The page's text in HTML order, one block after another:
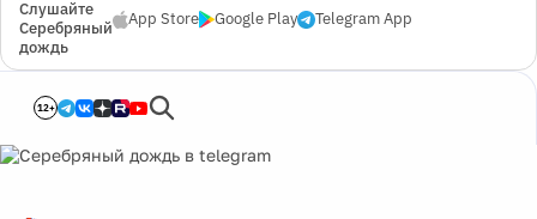
Слушайте
Серебряный
дождь
App Store Google Play Telegram App
12+